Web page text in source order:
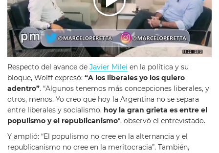
Respecto del avance de Javier Milei en la política y su
bloque, Wolff expresó: “A los liberales yo los quiero
adentro”. “Algunos tenemos más concepciones liberales, y
otros, menos. Yo creo que hoy la Argentina no se separa
entre liberales y socialismo, hoy la gran grieta es entre el
populismo y el republicanismo“, observó el entrevistado.
Y amplió: “El populismo no cree en la alternancia y el
republicanismo no cree en la meritocracia”. También,